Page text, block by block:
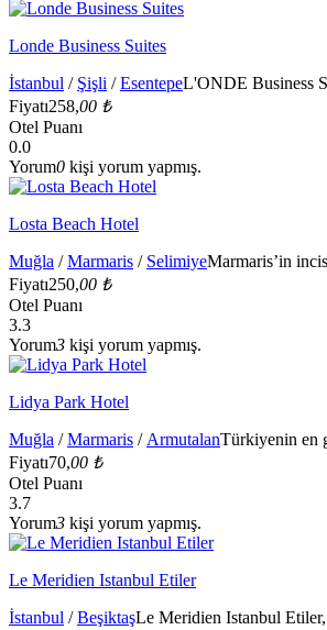
Londe Business Suites
İstanbul / Şişli /EsentepeL'ONDE Business
Fiyatı258,00 ₺
Otel Puanı
0.0
Yorum0 kişi yorum yapmış.
Losta Beach Hotel
Muğla /Marmaris / SelimiyeMarmaris’in
Fiyatı250,00 ₺
Otel Puanı
3.3
Yorum3 kişi yorum yapmış.
Lidya Park Hotel
Muğla /Marmaris / ArmutalanTürkiyenin en
Fiyatı70,00 ₺
Otel Puanı
3.7
Yorum3 kişi yorum yapmış.
Le Meridien Istanbul Etiler
İstanbul /BeşiktaşLe Meridien Istanbul